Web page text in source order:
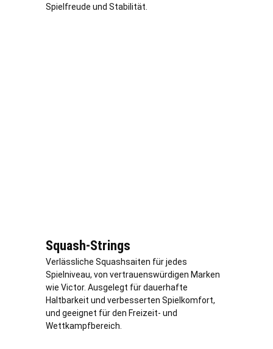
Spielfreude und Stabilität.
Squash-Strings
Verlässliche Squashsaiten für jedes
Spielniveau, von vertrauenswürdigen Marken
wie Victor. Ausgelegt für dauerhafte
Haltbarkeit und verbesserten Spielkomfort,
und geeignet für den Freizeit- und
Wettkampfbereich.